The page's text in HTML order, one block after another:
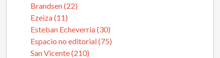
Brandsen (22)
Ezeiza (11)
Esteban Echeverria (30)
Espacio no editorial (75)
San Vicente (210)